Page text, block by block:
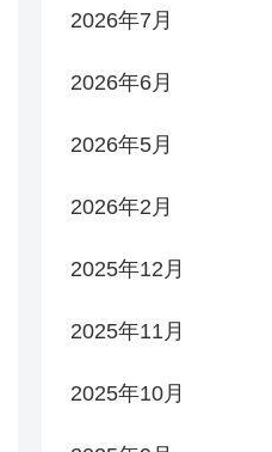
2026年7月
2026年6月
2026年5月
2026年2月
2025年12月
2025年11月
2025年10月